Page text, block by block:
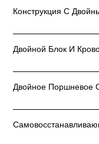
Конструкция С
Двойной Блок И
Двойное Поршневое